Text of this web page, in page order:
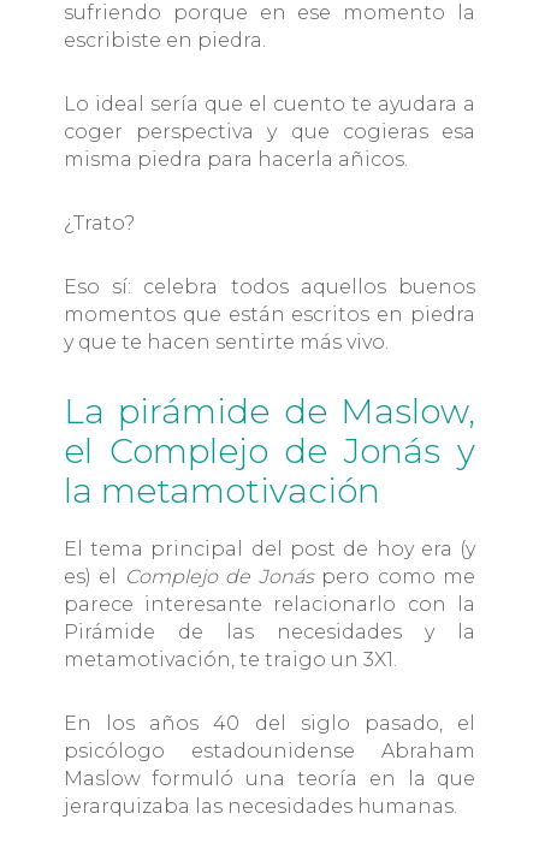
sufriendo porque en ese momento la
escribiste en piedra.
Lo ideal sería que el cuento te ayudara a
coger perspectiva y que cogieras esa
misma piedra para hacerla añicos.
¿Trato?
Eso sí: celebra todos aquellos buenos
momentos que están escritos en piedra
y que te hacen sentirte más vivo.
La pirámide de Maslow,
el Complejo de Jonás y
la metamotivación
El tema principal del post de hoy era (y
es) el
Complejo de Jonáspero como me
parece interesante relacionarlo con la
Pirámide de las necesidades y la
metamotivación, te traigo un 3X1.
En los años 40 del siglo pasado, el
psicólogo estadounidense Abraham
Maslow formuló una teoría en la que
jerarquizaba las necesidades humanas.